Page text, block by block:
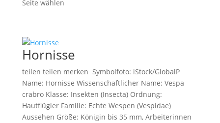
Seite wählen
Hornisse
teilen teilen merken Symbolfoto: iStock/GlobalP
Name: Hornisse Wissenschaftlicher Name: Vespa
crabro Klasse: Insekten (Insecta) Ordnung:
Hautflügler Familie: Echte Wespen (Vespidae)
Aussehen Größe: Königin bis 35 mm, Arbeiterinnen